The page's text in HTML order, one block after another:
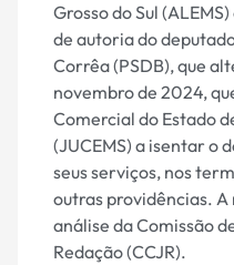
Grosso do Sul
de autoria do
Corrêa (PSDB), que
novembro de 2024,
Comercial do Estado
(JUCEMS) a isentar o
seus serviços, nos
outras providências.
análise da Comissão
Redação (CCJR).